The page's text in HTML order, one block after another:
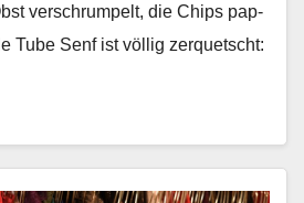
ver­schrumpelt, die Chips pap­
Tube Senf ist völ­lig zer­quetscht: